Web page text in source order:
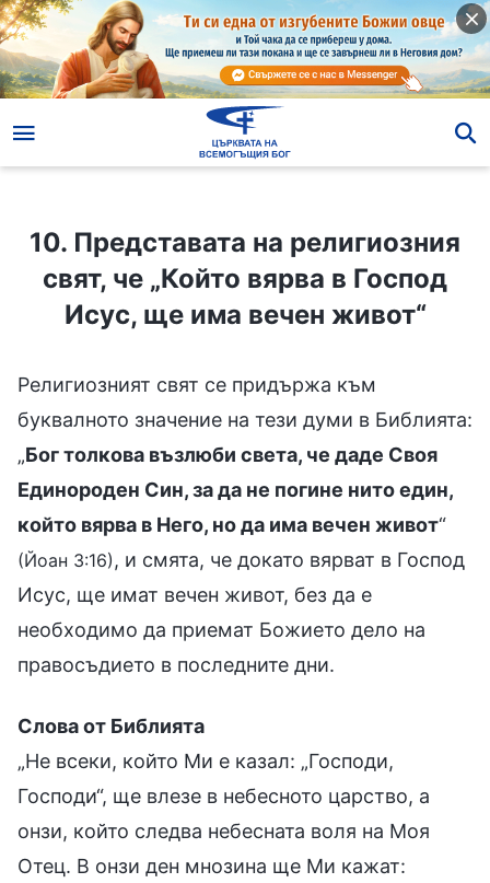
10. Представата на религиозния
свят, че „Който вярва в Господ
Исус, ще има вечен живот“
Религиозният свят се придържа към
буквалното значение на тези думи в Библията:
„Бог толкова възлюби света, че даде Своя
Единороден Син, за да не погине нито един,
който вярва в Него, но да има вечен живот“
(Йоан 3:16) , и смята, че докато вярват в Господ
Исус, ще имат вечен живот, без да е
необходимо да приемат Божието дело на
правосъдието в последните дни.
Слова от Библията
„Не всеки, който Ми е казал: „Господи,
Господи“, ще влезе в небесното царство, а
онзи, който следва небесната воля на Моя
Отец. В онзи ден мнозина ще Ми кажат: